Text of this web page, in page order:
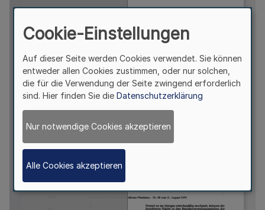
Cookie-Einstellungen
Auf dieser Seite werden Cookies verwendet. Sie können
entweder allen Cookies zustimmen, oder nur solchen,
die für die Verwendung der Seite zwingend erforderlich
sind. Hier finden Sie die Datenschutzerklärung
Nur notwendige Cookies akzeptieren
Alle Cookies akzeptieren